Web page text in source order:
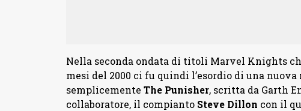
Nella seconda ondata di titoli Marvel Knights
mesi del 2000 ci fu quindi l’esordio di una nuova
semplicemente The Punisher, scritta da Garth
collaboratore, il compianto Steve Dillon con il